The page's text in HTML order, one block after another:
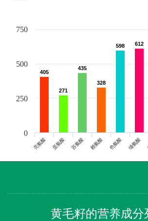
405
405
271
271
435
435
328
328
598
598 612
612
亮氨酸 蛋氨酸 苏氨酸 赖氨酸 色氨酸 缬氨酸
0
250
500
750
黄毛籽的营养成分